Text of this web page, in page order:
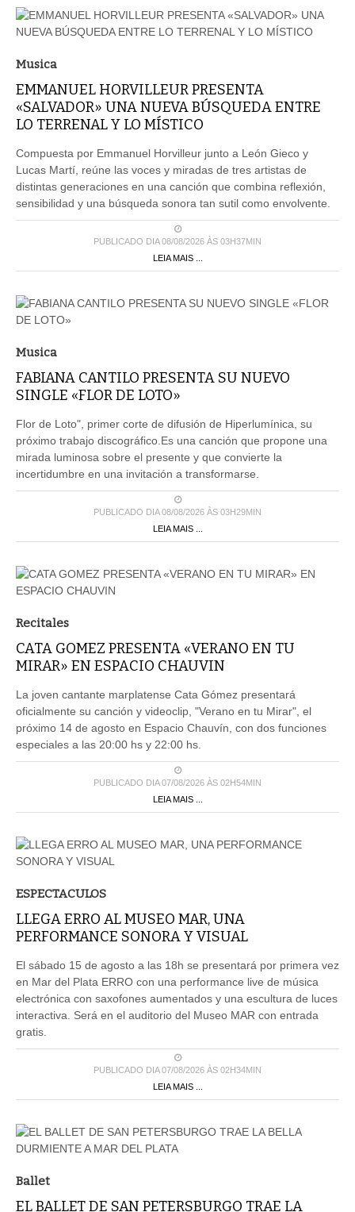
Musica
EMMANUEL HORVILLEUR PRESENTA
«SALVADOR» UNA NUEVA BÚSQUEDA ENTRE
LO TERRENAL Y LO MÍSTICO
Compuesta por Emmanuel Horvilleur junto a León Gieco y
Lucas Martí, reúne las voces y miradas de tres artistas de
distintas generaciones en una canción que combina reflexión,
sensibilidad y una búsqueda sonora tan sutil como envolvente.
PUBLICADO DIA 08/08/2026 ÀS 03H37MIN
LEIA MAIS ...
Musica
FABIANA CANTILO PRESENTA SU NUEVO
SINGLE «FLOR DE LOTO»
Flor de Loto", primer corte de difusión de Hiperlumínica, su
próximo trabajo discográfico.Es una canción que propone una
mirada luminosa sobre el presente y que convierte la
incertidumbre en una invitación a transformarse.
PUBLICADO DIA 08/08/2026 ÀS 03H29MIN
LEIA MAIS ...
Recitales
CATA GOMEZ PRESENTA «VERANO EN TU
MIRAR» EN ESPACIO CHAUVIN
La joven cantante marplatense Cata Gómez presentará
oficialmente su canción y videoclip, "Verano en tu Mirar", el
próximo 14 de agosto en Espacio Chauvín, con dos funciones
especiales a las 20:00 hs y 22:00 hs.
PUBLICADO DIA 07/08/2026 ÀS 02H54MIN
LEIA MAIS ...
ESPECTACULOS
LLEGA ERRO AL MUSEO MAR, UNA
PERFORMANCE SONORA Y VISUAL
El sábado 15 de agosto a las 18h se presentará por primera vez
en Mar del Plata ERRO con una performance live de música
electrónica con saxofones aumentados y una escultura de luces
interactiva. Será en el auditorio del Museo MAR con entrada
gratis.
PUBLICADO DIA 07/08/2026 ÀS 02H34MIN
LEIA MAIS ...
Ballet
EL BALLET DE SAN PETERSBURGO TRAE LA